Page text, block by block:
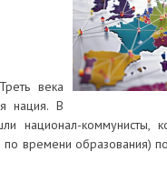
века
нация. В
национал-коммунисты,
по времени образования)